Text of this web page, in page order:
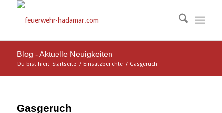
Blog - Aktuelle Neuigkeiten
Du bist hier: Startseite / Einsatzberichte / Gasgeruch
Gasgeruch